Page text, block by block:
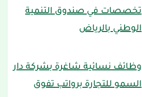
تخصصات في صندوق التنمية
الوطني بالرياض
وظائف نسائية شاغرة بشركة دار
السمو للتجارة برواتب تفوق